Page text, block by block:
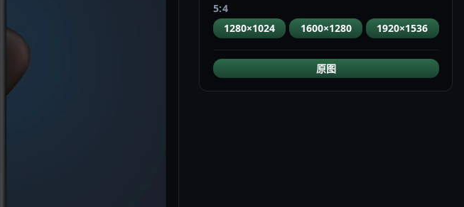
5:4
1280×1024
1600×1280 1920×1536
原图